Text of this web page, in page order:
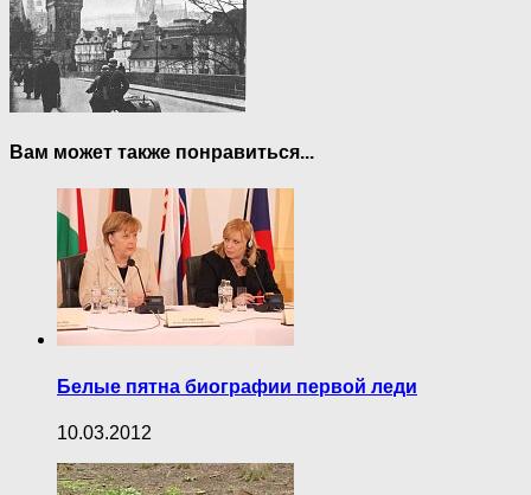
Вам может также понравиться...
Белые пятна биографии первой леди
10.03.2012